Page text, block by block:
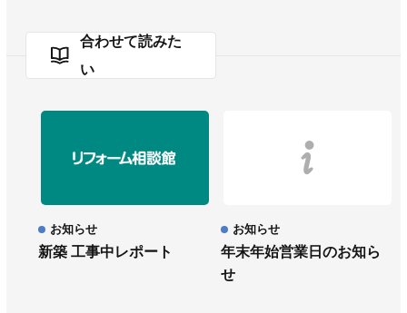
合わせて読みた
い
新築 工事中レポート
お知らせ
年末年始営業日のお知ら
せ
お知らせ